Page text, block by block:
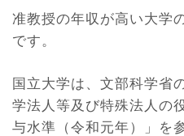
准教授の年収が高い大学
です。
国立大学は、文部科学省
学法人等及び特殊法人の
与水準（令和元年）」を